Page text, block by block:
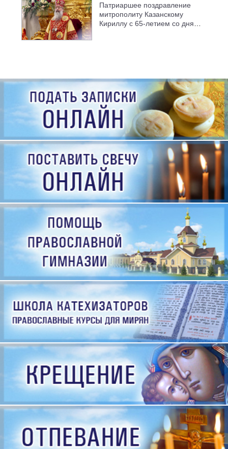
Патриаршее поздравление
митрополиту Казанскому
Кириллу с 65-летием со дня